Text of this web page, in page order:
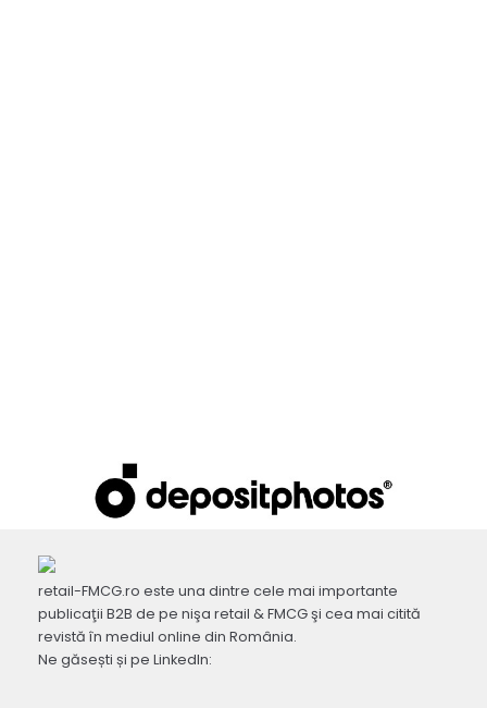
retail-FMCG.ro este una dintre cele mai importante
publicaţii B2B de pe nişa retail & FMCG şi cea mai citită
revistă în mediul online din România.
Ne găsești și pe LinkedIn: